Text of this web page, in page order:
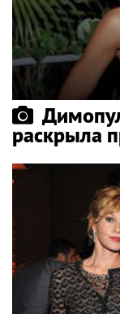
раскрыла